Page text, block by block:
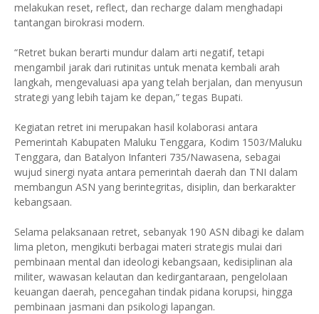
melakukan reset, reflect, dan recharge dalam menghadapi
tantangan birokrasi modern.
“Retret bukan berarti mundur dalam arti negatif, tetapi
mengambil jarak dari rutinitas untuk menata kembali arah
langkah, mengevaluasi apa yang telah berjalan, dan menyusun
strategi yang lebih tajam ke depan,” tegas Bupati.
Kegiatan retret ini merupakan hasil kolaborasi antara
Pemerintah Kabupaten Maluku Tenggara, Kodim 1503/Maluku
Tenggara, dan Batalyon Infanteri 735/Nawasena, sebagai
wujud sinergi nyata antara pemerintah daerah dan TNI dalam
membangun ASN yang berintegritas, disiplin, dan berkarakter
kebangsaan.
Selama pelaksanaan retret, sebanyak 190 ASN dibagi ke dalam
lima pleton, mengikuti berbagai materi strategis mulai dari
pembinaan mental dan ideologi kebangsaan, kedisiplinan ala
militer, wawasan kelautan dan kedirgantaraan, pengelolaan
keuangan daerah, pencegahan tindak pidana korupsi, hingga
pembinaan jasmani dan psikologi lapangan.